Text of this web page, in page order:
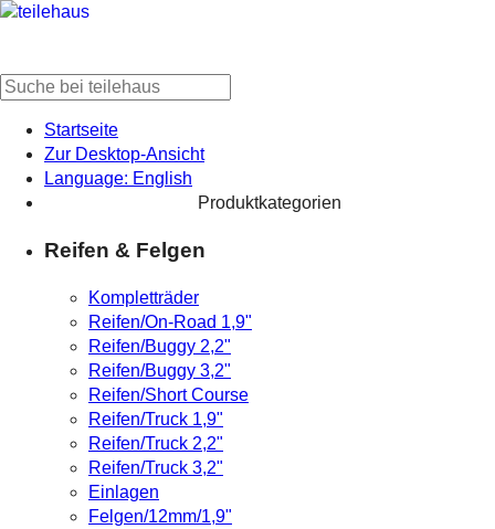
Startseite
Zur Desktop-Ansicht
Language: English
Produktkategorien
Reifen & Felgen
Kompletträder
Reifen/On-Road 1,9"
Reifen/Buggy 2,2"
Reifen/Buggy 3,2"
Reifen/Short Course
Reifen/Truck 1,9"
Reifen/Truck 2,2"
Reifen/Truck 3,2"
Einlagen
Felgen/12mm/1,9"